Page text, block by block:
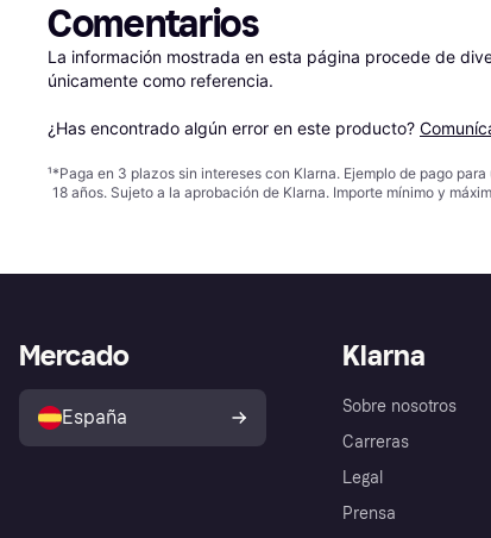
Comentarios
La información mostrada en esta página procede de
únicamente como referencia.
¿Has encontrado algún error en este producto?
¹*Paga en 3 plazos sin intereses con Klarna. Ejemplo de pago
18 años. Sujeto a la aprobación de Klarna. Importe mínimo y
Klarna
Sobre nosotros
Carreras
Legal
Prensa
Mercado
España